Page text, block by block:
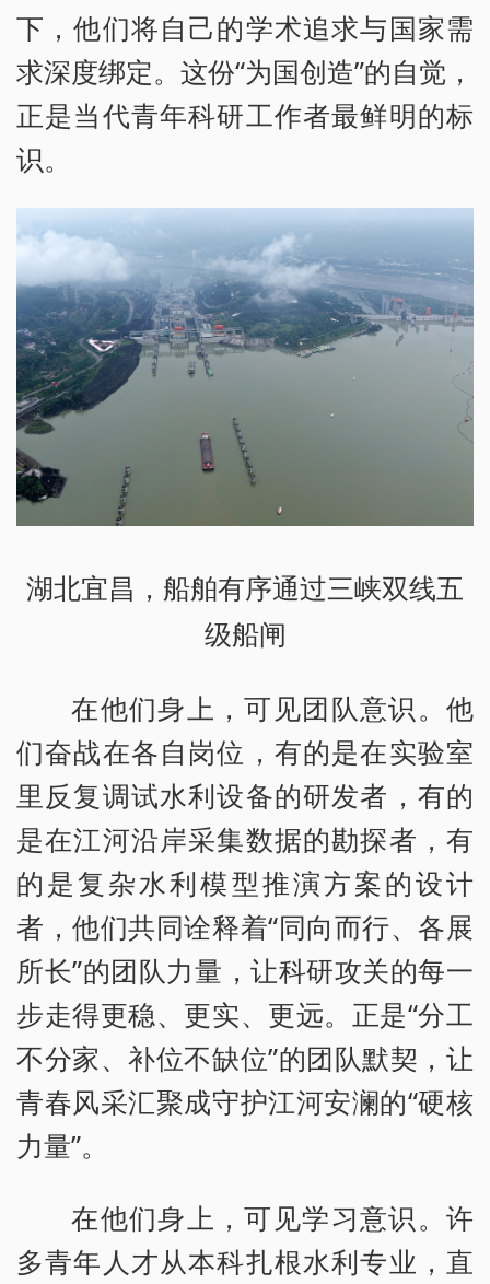
下，他们将自己的学术追求与国家需
求深度绑定。这份“为国创造”的自觉，
正是当代青年科研工作者最鲜明的标
识。
湖北宜昌，船舶有序通过三峡双线五
级船闸
在他们身上，可见团队意识。他
们奋战在各自岗位，有的是在实验室
里反复调试水利设备的研发者，有的
是在江河沿岸采集数据的勘探者，有
的是复杂水利模型推演方案的设计
者，他们共同诠释着“同向而行、各展
所长”的团队力量，让科研攻关的每一
步走得更稳、更实、更远。正是“分工
不分家、补位不缺位”的团队默契，让
青春风采汇聚成守护江河安澜的“硬核
力量”。
在他们身上，可见学习意识。许
多青年人才从本科扎根水利专业，直